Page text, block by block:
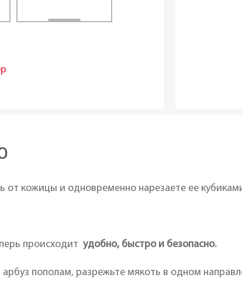
от кожицы и одновременно нарезаете ее
происходит удобно, быстро и безопасно.
арбуз пополам, разрежьте мякоть в одном